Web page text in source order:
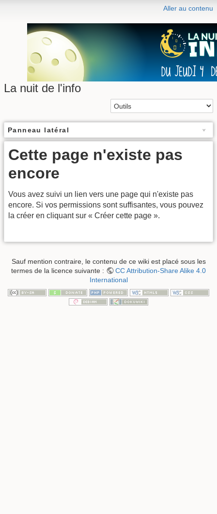
Aller au contenu
La nuit de l'info
Panneau latéral
Cette page n'existe pas
encore
Vous avez suivi un lien vers une page qui n'existe pas
encore. Si vos permissions sont suffisantes, vous pouvez
la créer en cliquant sur « Créer cette page ».
Sauf mention contraire, le contenu de ce wiki est placé sous les
termes de la licence suivante :
CC Attribution-Share Alike 4.0
International